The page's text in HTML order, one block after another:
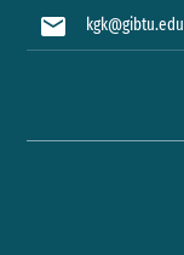
mail